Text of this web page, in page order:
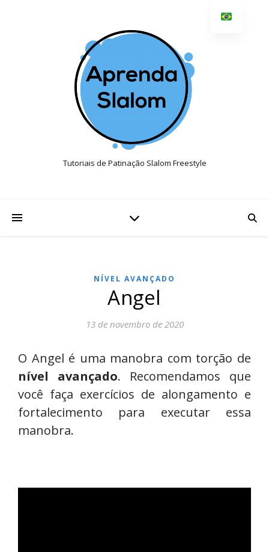
Tutoriais de Patinação Slalom Freestyle
NÍVEL AVANÇADO
Angel
13 de novembro de 2020
O Angel é uma manobra com torção de
nível avançado. Recomendamos que
você faça exercícios de alongamento e
fortalecimento para executar essa
manobra.